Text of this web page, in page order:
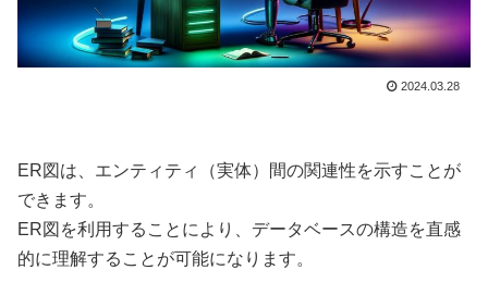
2024.03.28
ER図は、エンティティ（実体）間の関連性を示すことが
できます。
ER図を利用することにより、データベースの構造を直感
的に理解することが可能になります。